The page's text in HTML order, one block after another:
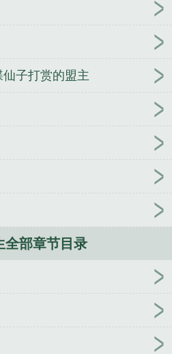
校版
阵问长
阵问长生
科技帝国 李无双崔钰
虫临
我为王者我
角
精灵之外挂大
中古战锤：召唤魔兽三国
跑!
快穿:
子打赏的盟主
全部章节目录